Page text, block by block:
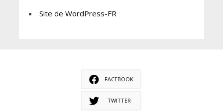
Site de WordPress-FR
FACEBOOK
TWITTER